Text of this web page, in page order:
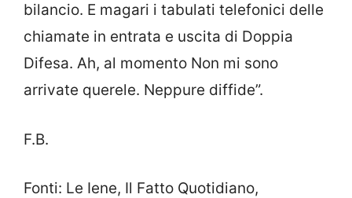
bilancio. E magari i tabulati telefonici delle
chiamate in entrata e uscita di Doppia
Difesa. Ah, al momento Non mi sono
arrivate querele. Neppure diffide”.
F.B.
Fonti: Le Iene, Il Fatto Quotidiano,